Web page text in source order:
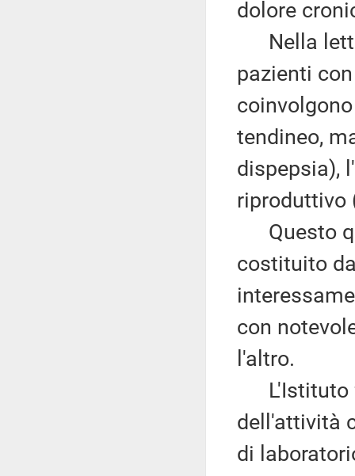
dolore
Nella
pazienti
tendineo,
dispepsia),
riproduttivo
Questo
costituito
con
l'altro.
L'Istituto
dell'attività
di